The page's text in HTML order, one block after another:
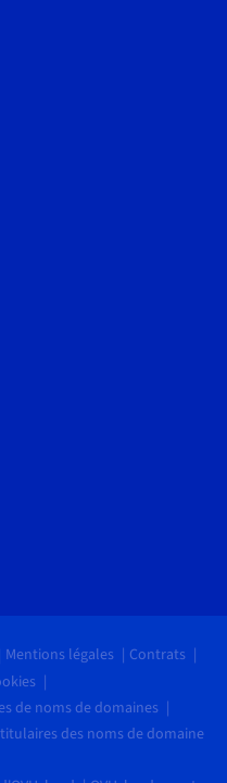
Mentions légales
Contrats
de noms de domaines
des noms de domaine